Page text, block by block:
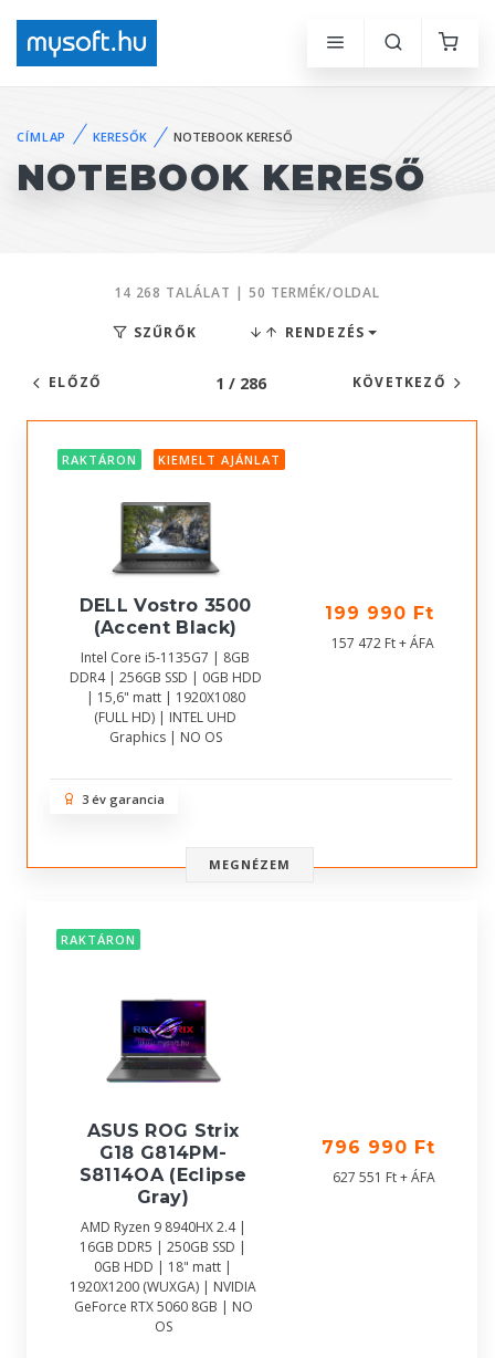
CÍMLAP KERESŐK NOTEBOOK KERESŐ
NOTEBOOK KERESŐ
14 268 TALÁLAT | 50 TERMÉK/OLDAL
SZŰRŐK RENDEZÉS
ELŐZŐ 1 / 286 KÖVETKEZŐ
RAKTÁRON KIEMELT AJÁNLAT
DELL Vostro 3500
(Accent Black)
Intel Core i5-1135G7 | 8GB
DDR4 | 256GB SSD | 0GB HDD
| 15,6" matt | 1920X1080
(FULL HD) | INTEL UHD
Graphics | NO OS
199 990 Ft
157 472 Ft + ÁFA
3 év garancia
MEGNÉZEM
RAKTÁRON
ASUS ROG Strix
G18 G814PM-
S8114OA (Eclipse
Gray)
AMD Ryzen 9 8940HX 2.4 |
16GB DDR5 | 250GB SSD |
0GB HDD | 18" matt |
1920X1200 (WUXGA) | NVIDIA
GeForce RTX 5060 8GB | NO
OS
796 990 Ft
627 551 Ft + ÁFA